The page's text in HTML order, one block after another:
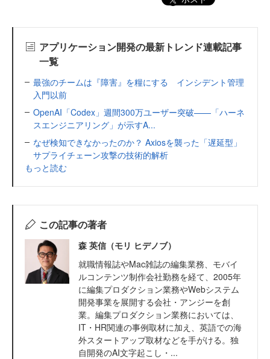
アプリケーション開発の最新トレンド連載記事
一覧
最強のチームは『障害』を糧にする インシデント管理
入門以前
OpenAI「Codex」週間300万ユーザー突破——「ハーネ
スエンジニアリング」が示すA...
なぜ検知できなかったのか？ Axiosを襲った「遅延型」
サプライチェーン攻撃の技術的解析
もっと読む
この記事の著者
森 英信（モリ ヒデノブ）
就職情報誌やMac雑誌の編集業務、モバイ
ルコンテンツ制作会社勤務を経て、2005年
に編集プロダクション業務やWebシステム
開発事業を展開する会社・アンジーを創
業。編集プロダクション業務においては、
IT・HR関連の事例取材に加え、英語での海
外スタートアップ取材などを手がける。独
自開発のAI文字起こし・...